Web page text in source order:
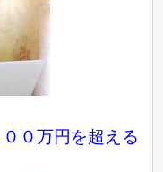
０万円を超える